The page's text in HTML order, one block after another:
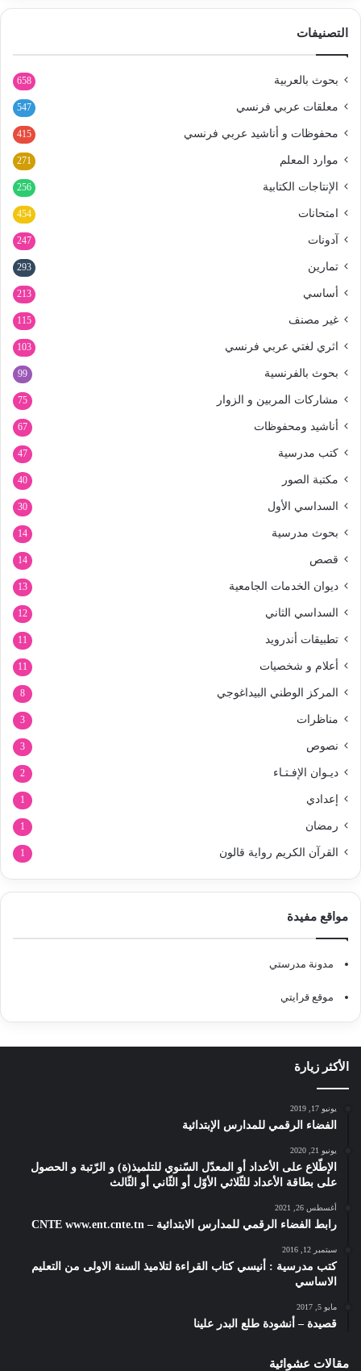
التصنيفات
بحوث بالعربية 658
معلقات عربي فرنسي 547
محفوظات و أناشيد عربي فرنسي 415
موارد المعلم 271
الإنتاجات الكتابية 256
امتحانات 454
آدونات 247
تمارين 293
أساسي 213
غير مصنف 115
اثري لغتي عربي فرنسي 103
بحوث بالفرنسية 99
مشاركات المربين و الزوار 75
أناشيد ومحفوظات 67
كتب مدرسية 47
مكتبة الصور 40
السداسي الأول 30
بحوث مدرسية 14
قصص 14
ديوان الخدمات الجامعية 13
السداسي الثاني 12
تطبيقات أندرويد 11
أعلام و شخصيات 11
المركز الوطني البيداغوجي 8
مناظرات 3
نصوص 3
ديـوان الإفـتـاء 2
إعدادي 1
رمضان 1
القرآن الكريم رواية قالون 1
مواقع مفيدة
مدونة مدرستي
موقع قرايتي
الأكثر زيارة
يونيو 17, 2019
الفضاء الرقمي للمدارس الإبتدائية
يونيو 21, 2020
الإطّلاع على الأعداد أو المعدّل السّنوي للتلميذ(ة) و الرّتبة و الحصول
على بطاقة الأعداد للثّلاثي الأوّل أو الثّاني أو الثّالث
أغسطس 26, 2021
رابط الفضاء الرقمي للمدارس الابتدائية – CNTE www.ent.cnte.tn
سبتمبر 12, 2016
كتب مدرسية : أنيسي كتاب القراءة لتلاميذ السنة الاولى من التعليم
الاساسي
مايو 5, 2017
قصيدة – أنشودة طلع البدر علينا
مقالات عشوائية